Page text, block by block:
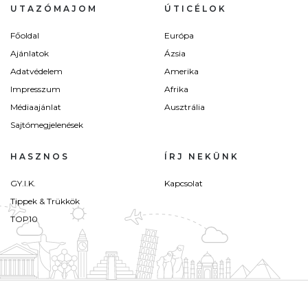
UTAZÓMAJOM
Főoldal
Ajánlatok
Adatvédelem
Impresszum
Médiaajánlat
Sajtómegjelenések
ÚTICÉLOK
Európa
Ázsia
Amerika
Afrika
Ausztrália
HASZNOS
GY.I.K.
Tippek & Trükkök
TOP10
ÍRJ NEKÜNK
Kapcsolat